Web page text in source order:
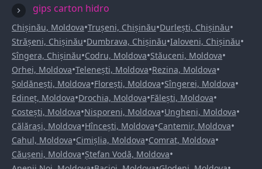
gips carton hidro
Chișinău, Moldova•Trușeni, Chișinău•Durlești, Chișinău•
Strășeni, Chișinău•Dumbrava, Chișinău•Ialoveni, Chișinău•
Sîngera, Chișinău•Codru, Moldova•Stăuceni, Moldova•
Orhei, Moldova•Telenești, Moldova•Rezina, Moldova•
Șoldănești, Moldova•Florești, Moldova•Sîngerei, Moldova•
Edineț, Moldova•Drochia, Moldova•Fălești, Moldova•
Costești, Moldova•Nisporeni, Moldova•Ungheni, Moldova•
Călărași, Moldova•Hîncești, Moldova•Cantemir, Moldova•
Cahul, Moldova•Cimișlia, Moldova•Comrat, Moldova•
Căușeni, Moldova•Ștefan Vodă, Moldova•